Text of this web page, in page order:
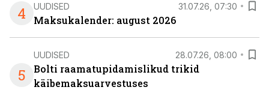
4 UUDISED 31.07.26, 07:30
Maksukalender: august 2026
5
UUDISED 28.07.26, 08:00
Bolti raamatupidamislikud trikid
käibemaksuarvestuses